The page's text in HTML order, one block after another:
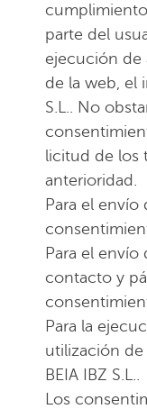
parte del
ejecución de
de la web, el
S.L.. No
licitud de los
anterioridad.
Para el
Para el
contacto y
Para la
utilización
BEIA IBZ S.L..
Los